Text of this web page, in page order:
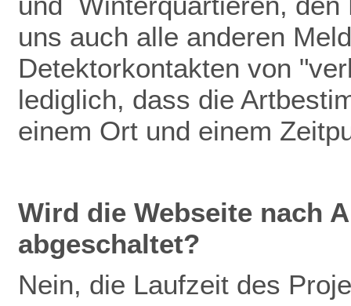
uns auch alle anderen
Detektorkontakten von
lediglich, dass die
einem Ort und einem
Wird die Webseite nach
abgeschaltet?
Nein, die Laufzeit des